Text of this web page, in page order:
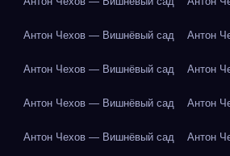
Антон Чехов — Вишнёвый сад Антон
Антон Чехов — Вишнёвый сад Антон
Антон Чехов — Вишнёвый сад Антон
Антон Чехов — Вишнёвый сад Антон